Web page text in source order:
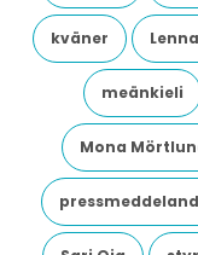
kväner
meänkieli
Mona